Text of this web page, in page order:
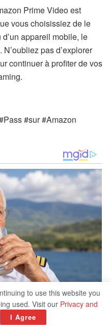
Prime Video est
vous choisissiez de le
appareil mobile, le
pas d’explorer
continuer à profiter de vos
#sur #Amazon
to use this website you
used. Visit our Privacy and
I Agree